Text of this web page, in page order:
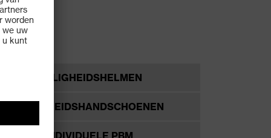
VEILIGHEIDSHELMEN
VEILIGHEIDSHANDSCHOENEN